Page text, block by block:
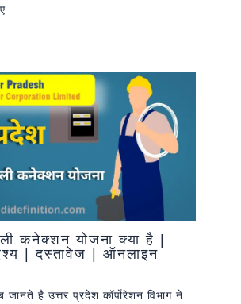
कनेक्शन योजना क्या है |
| दस्तावेज | ऑनलाइन
है उत्तर प्रदेश कॉर्पोरेशन विभाग ने